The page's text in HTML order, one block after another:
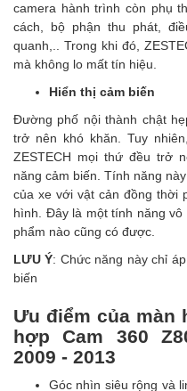
camera hành trình còn phụ
cách, bộ phận thu phát,
quanh,.. Trong khi đó,
mà không lo mất tín hiệu.
Hiển thị cảm biến
Đường phố nội thành chật
trở nên khó khăn. Tuy
ZESTECH mọi thứ đều trở
năng cảm biến. Tính năng
của xe với vật cản đồng thời
hình. Đây là một tính năng
phẩm nào cũng có được.
LƯU Ý: Chức năng này chỉ
biến
Ưu điểm của màn
hợp Cam 360
2009 - 2013
Góc nhìn siêu rộng và